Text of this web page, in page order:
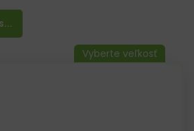
vyrobená z jedného kusu kože,
odolnosť a odolnosť proti oderu
koži sú tieto rukavice veľmi odolné a
a ťažkom priemysle